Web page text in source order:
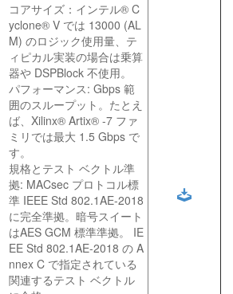
コアサイズ：インテル® C
yclone® V では 13000 (AL
M) のロジック使用量、テ
ィピカル実装の場合は乗算
器や DSPBlock 不使用。
パフォーマンス: Gbps 範
囲のスループット。たとえ
ば、Xilinx® Artix® -7 ファ
ミリでは最大 1.5 Gbps で
す。
規格とテスト ベクトル準
拠: MACsec プロトコル標
準 IEEE Std 802.1AE-2018
に完全準拠。暗号スイート
はAES GCM 標準準拠。 IE
EE Std 802.1AE-2018 の A
nnex C で指定されている
関連するテスト ベクトル